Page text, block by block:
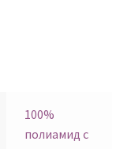
100%
полиамид с